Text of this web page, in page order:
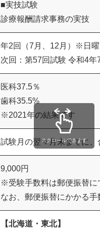
■実技試験
診療報酬請求事務の実技
年2回（7月、12月）※日曜
次回：第57回試験 令和4年
医科37.5％
歯科35.5%
※2021年の結果です
試験月の翌々月末までに
9,000円
※受験手数料は郵便振替に
なお、郵便振替にかかる手
【北海道・東北】
スクロールできます